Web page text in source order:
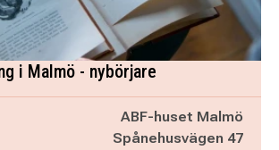
i Malmö - nybörjare
ABF-huset Malmö
Spånehusvägen 47